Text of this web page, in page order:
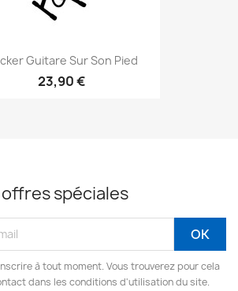
Guitare Sur Son Pied
23,90 €
spéciales
à tout moment. Vous trouverez pour cela
dans les conditions d'utilisation du site.